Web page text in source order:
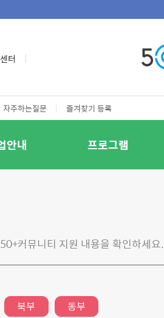
터
자주하는질문 | 즐겨찾기 등록
안내 프로그램
커뮤니티 지원 내용을 확인하세요.
북부 동부